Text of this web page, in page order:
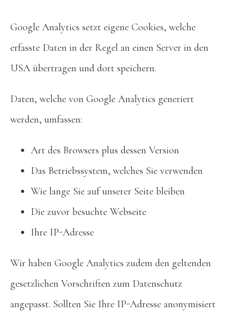
Google Analytics setzt eigene Cookies, welche
erfasste Daten in der Regel an einen Server in den
USA übertragen und dort speichern.
Daten, welche von Google Analytics generiert
werden, umfassen:
Art des Browsers plus dessen Version
Das Betriebssystem, welches Sie verwenden
Wie lange Sie auf unserer Seite bleiben
Die zuvor besuchte Webseite
Ihre IP-Adresse
Wir haben Google Analytics zudem den geltenden
gesetzlichen Vorschriften zum Datenschutz
angepasst. Sollten Sie Ihre IP-Adresse anonymisiert